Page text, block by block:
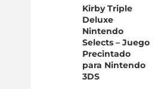
Kirby Triple
Deluxe
Nintendo
Selects – Juego
Precintado
para Nintendo
3DS